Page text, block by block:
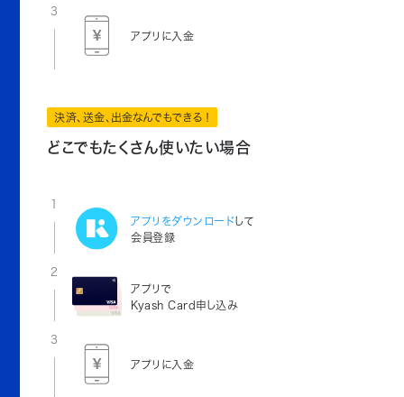
3
アプリに入金
決済、送金、出金なんでもできる！
どこでもたくさん使いたい場合
1
アプリをダウンロードして
会員登録
2
アプリで
Kyash Card申し込み
3
アプリに入金